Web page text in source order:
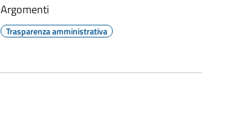
Argomenti
Trasparenza amministrativa